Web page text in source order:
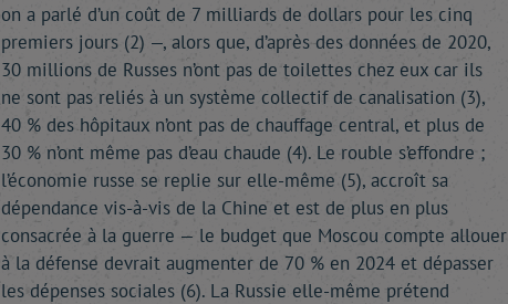
on a parlé d’un coût de 7 milliards de dollars pour les cinq
premiers jours (2) —, alors que, d’après des données de 2020,
30 millions de Russes n’ont pas de toilettes chez eux car ils
ne sont pas reliés à un système collectif de canalisation (3),
40 % des hôpitaux n’ont pas de chauffage central, et plus de
30 % n’ont même pas d’eau chaude (4). Le rouble s’effondre ;
l’économie russe se replie sur elle-même (5), accroît sa
dépendance vis-à-vis de la Chine et est de plus en plus
consacrée à la guerre — le budget que Moscou compte allouer
à la défense devrait augmenter de 70 % en 2024 et dépasser
les dépenses sociales (6). La Russie elle-même prétend